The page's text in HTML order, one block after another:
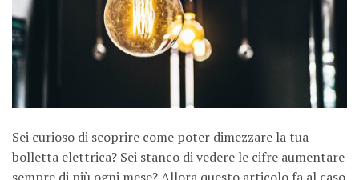
Sei curioso di scoprire come poter dimezzare la tua
bolletta elettrica? Sei stanco di vedere le cifre aumentare